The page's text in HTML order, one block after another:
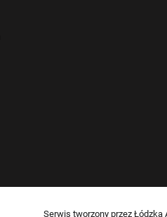
Serwis tworzony przez